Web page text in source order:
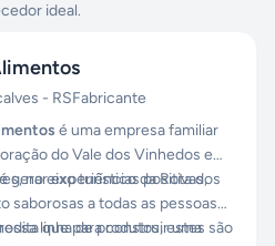
ideal.
- RSFabricante
é uma empresa familiar
do Vale dos Vinhedos em
no eixo turístico da Rota dos
gerar experiências positivas,
saborosas a todas as pessoas
linha de produtos, estes são
que para construir uma